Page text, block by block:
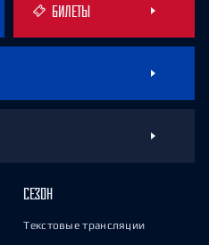
БИЛЕТЫ
СЕЗОН
Текстовые трансляции